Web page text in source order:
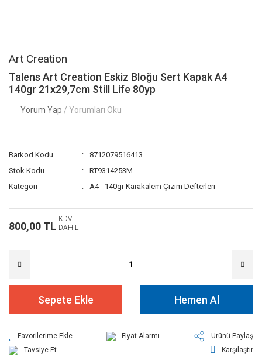
Art Creation
Talens Art Creation Eskiz Bloğu Sert Kapak A4
140gr 21x29,7cm Still Life 80yp
Yorum Yap / Yorumları Oku
Barkod Kodu
8712079516413
Stok Kodu
RT9314253M
Kategori
A4 - 140gr Karakalem Çizim Defterleri
800,00 TL
KDV
DAHİL
Sepete Ekle Hemen Al
Fiyat Alarmı
Ürünü Paylaş
Tavsiye Et
Karşılaştır